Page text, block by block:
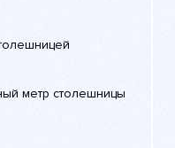
метр столешницы